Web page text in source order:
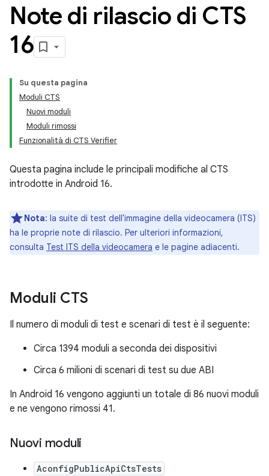
Note di rilascio di CTS
16
Su questa pagina
Moduli CTS
Nuovi moduli
Moduli rimossi
Funzionalità di CTS Verifier
Questa pagina include le principali modifiche al CTS
introdotte in Android 16.
Nota: la suite di test dell'immagine della videocamera (ITS)
ha le proprie note di rilascio. Per ulteriori informazioni,
consulta Test ITS della videocamera e le pagine adiacenti.
Moduli CTS
Il numero di moduli di test e scenari di test è il seguente:
Circa 1394 moduli a seconda dei dispositivi
Circa 6 milioni di scenari di test su due ABI
In Android 16 vengono aggiunti un totale di 86 nuovi moduli
e ne vengono rimossi 41.
Nuovi moduli
AconfigPublicApiCtsTests